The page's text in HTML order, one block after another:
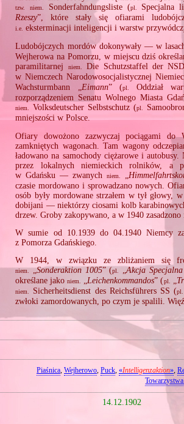
tzw. niem. Sonderfahndungsliste (pl.
Specjalna
Rzeszy”, które stały się ofiarami
i.e. eksterminacji inteligencji i warstw
Ludobójczych mordów dokonywały — w
Wejherowa na Pomorzu, w miejscu dziś
paramilitarnej
niem.
Die Schutzstaffel der
w Niemczech Narodowosocjalistycznej
Wachsturmbann „Eimann” (pl.
Oddział
rozporządzeniem Senatu Wolnego Miasta
niem. Volksdeutscher Selbstschutz (pl.
mniejszości w Polsce.
Ofiary dowożono zazwyczaj pociągami do
zamkniętych wagonach. Tam wagony
ładowano na samochody ciężarowe i
przez lokalnych niemieckich rolników, a
w Gdańsku — zwanych
niem.
czasie mordowano i sprowadzano nowych.
osób były mordowane strzałem w tył
dobijani — niektórzy ciosami kolb
drzew. Groby zakopywano, a w 1940
W sumie od 10.1939 do 04.1940 Niemcy
z Pomorza Gdańskiego.
W 1944, w związku ze zbliżaniem się
niem. „Sonderaktion 1005” (pl.
Akcja
określane jakoniem. Leichenkommandos” (pl.
niem. Sicherheitsdienst des Reichsführers SS (pl.
zwłoki zamordowanych, po czym je spalili.
Piaśnica, Wejherowo, Puck, «Intelligenzaktion»,
14.12.1902